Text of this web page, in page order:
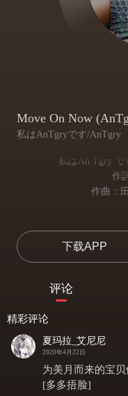
Move On Now
私はAn​Tgryです/AnTgry
私はAn ​Tgry で
作
作曲：
想和
下载APP
评论
精彩评论
夏玛拉_艾尼尼
2020年4月22日
为美月而来的宝贝
[多多捂脸]